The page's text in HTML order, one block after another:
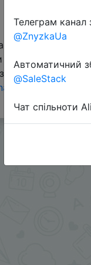
в размере $1-3 с
со 2 по 10
Телеграм канал
@ZnyzkaUa
Автоматичний
@SaleStack
Чат спільноти